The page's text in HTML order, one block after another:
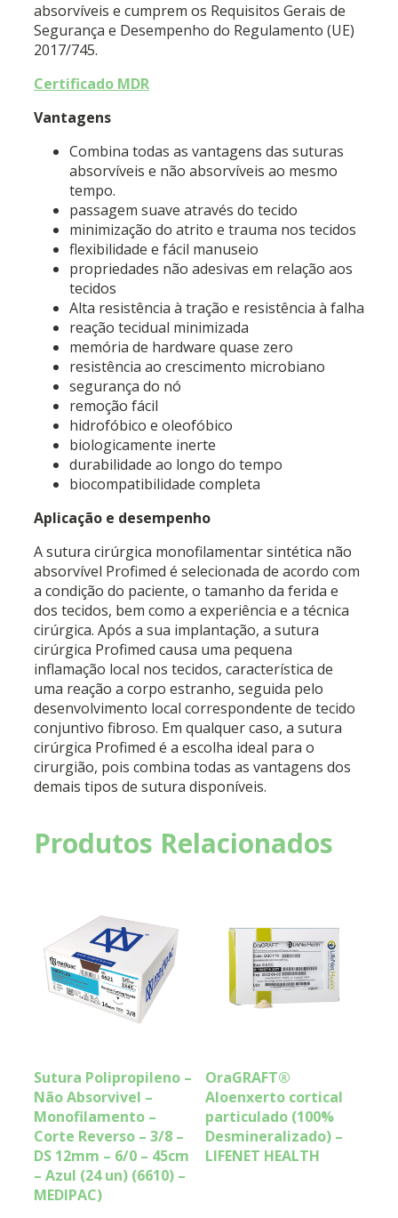
absorvíveis e cumprem os Requisitos Gerais de
Segurança e Desempenho do Regulamento (UE)
2017/745.
Certificado MDR
Vantagens
Combina todas as vantagens das suturas
absorvíveis e não absorvíveis ao mesmo
tempo.
passagem suave através do tecido
minimização do atrito e trauma nos tecidos
flexibilidade e fácil manuseio
propriedades não adesivas em relação aos
tecidos
Alta resistência à tração e resistência à falha
reação tecidual minimizada
memória de hardware quase zero
resistência ao crescimento microbiano
segurança do nó
remoção fácil
hidrofóbico e oleofóbico
biologicamente inerte
durabilidade ao longo do tempo
biocompatibilidade completa
Aplicação e desempenho
A sutura cirúrgica monofilamentar sintética não
absorvível Profimed é selecionada de acordo com
a condição do paciente, o tamanho da ferida e
dos tecidos, bem como a experiência e a técnica
cirúrgica. Após a sua implantação, a sutura
cirúrgica Profimed causa uma pequena
inflamação local nos tecidos, característica de
uma reação a corpo estranho, seguida pelo
desenvolvimento local correspondente de tecido
conjuntivo fibroso. Em qualquer caso, a sutura
cirúrgica Profimed é a escolha ideal para o
cirurgião, pois combina todas as vantagens dos
demais tipos de sutura disponíveis.
Produtos Relacionados
Sutura Polipropileno –
Não Absorvivel –
Monofilamento –
Corte Reverso – 3/8 –
DS 12mm – 6/0 – 45cm
– Azul (24 un) (6610) –
MEDIPAC)
OraGRAFT®
Aloenxerto cortical
particulado (100%
Desmineralizado) –
LIFENET HEALTH